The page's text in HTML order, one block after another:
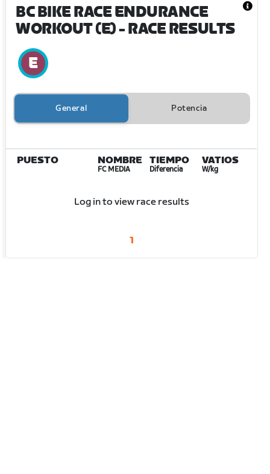
BC BIKE RACE ENDURANCE
WORKOUT (E)- RACE RESULTS
General Potencia
PUESTO NOMBRE
FC MEDIA
TIEMPO
Diferencia
VATIOS
W/kg
Log in to view race results
1